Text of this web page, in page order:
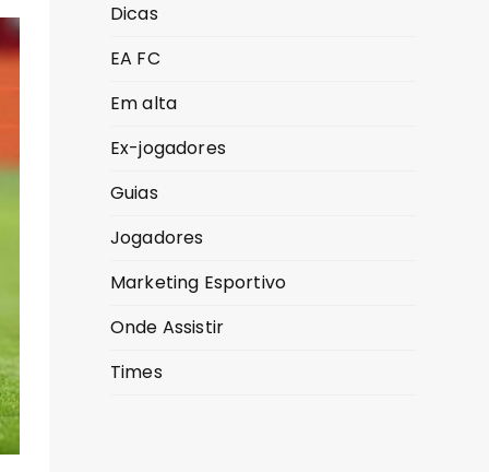
Dicas
EA FC
Em alta
Ex-jogadores
Guias
Jogadores
Marketing Esportivo
Onde Assistir
Times